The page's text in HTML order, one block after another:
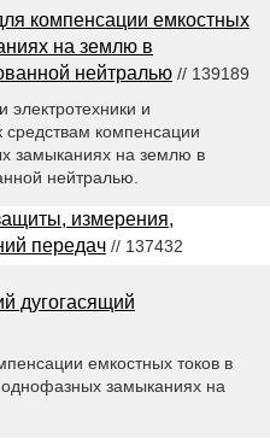
компенсации емкостных
на землю в
нейтралью // 139189
электротехники и
средствам компенсации
замыканиях на землю в
нейтралью.
измерения,
передач // 137432
дугогасящий
емкостных токов в
замыканиях на